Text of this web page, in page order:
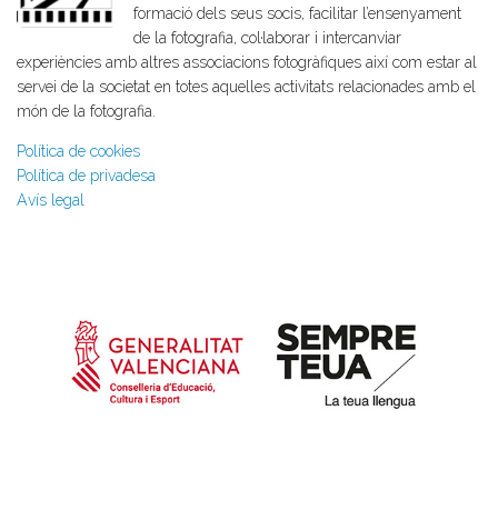
formació dels seus socis, facilitar l’ensenyament
de la fotografia, col·laborar i intercanviar
experiències amb altres associacions fotogràfiques així com estar al
servei de la societat en totes aquelles activitats relacionades amb el
món de la fotografia.
Política de cookies
Política de privadesa
Avís legal